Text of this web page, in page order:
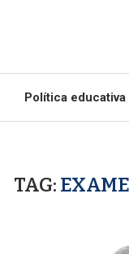
Política educativa
TAG: